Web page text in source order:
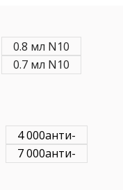
0.8 мл N10
0.7 мл N10
4 000анти-
7 000анти-